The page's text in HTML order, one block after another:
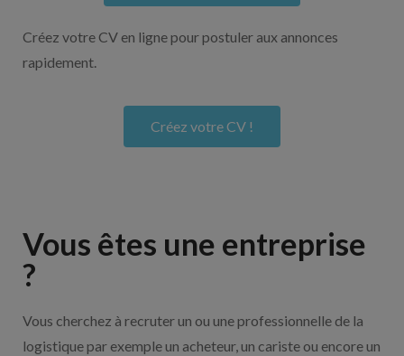
Créez votre CV en ligne pour postuler aux annonces
rapidement.
Créez votre CV !
Vous êtes une entreprise
?
Vous cherchez à recruter un ou une professionnelle de la
logistique par exemple un acheteur, un cariste ou encore un